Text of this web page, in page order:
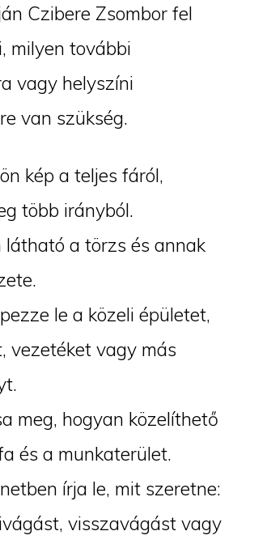
Czibere Zsombor fel
milyen további
vagy helyszíni
van szükség.
kép a teljes fáról,
több irányból.
látható a törzs és annak
le a közeli épületet,
vezetéket vagy más
meg, hogyan közelíthető
és a munkaterület.
írja le, mit szeretne:
visszavágást vagy